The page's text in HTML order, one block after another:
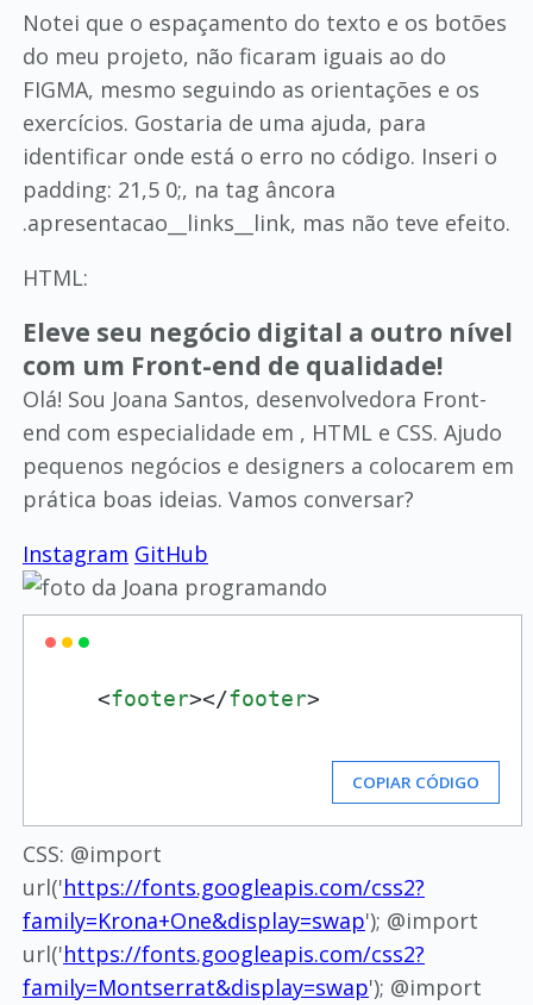
Notei que o espaçamento do texto e os botões
do meu projeto, não ficaram iguais ao do
FIGMA, mesmo seguindo as orientações e os
exercícios. Gostaria de uma ajuda, para
identificar onde está o erro no código. Inseri o
padding: 21,5 0;, na tag âncora
.apresentacao__links__link, mas não teve efeito.
HTML:
Eleve seu negócio digital a outro nível
com um Front-end de qualidade!
Olá! Sou Joana Santos, desenvolvedora Front-
end com especialidade em , HTML e CSS. Ajudo
pequenos negócios e designers a colocarem em
prática boas ideias. Vamos conversar?
Instagram GitHub
    <
footer></footer>
COPIAR CÓDIGO
CSS: @import
url('https://fonts.googleapis.com/css2?
family=Krona+One&display=swap'); @import
url('https://fonts.googleapis.com/css2?
family=Montserrat&display=swap'); @import